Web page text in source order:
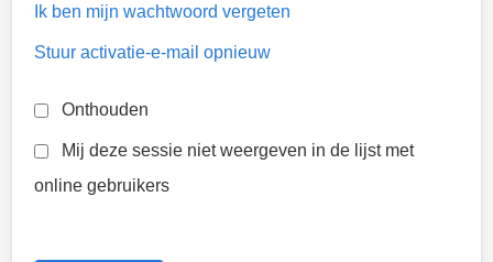
Ik ben mijn wachtwoord vergeten
Stuur activatie-e-mail opnieuw
Onthouden
Mij deze sessie niet weergeven in de lijst met
online gebruikers